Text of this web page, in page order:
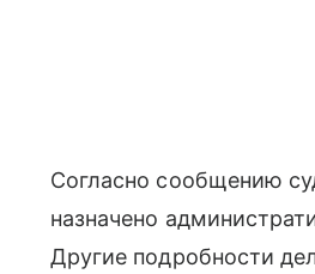
Согласно сообщению
назначено
Другие подробности